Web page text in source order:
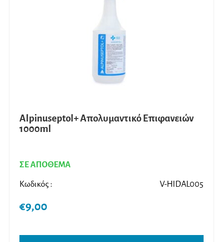
Alpinuseptol+ Απολυμαντικό Επιφανειών
1000ml
ΣΕ ΑΠΟΘΕΜΑ
Κωδικός : V-HIDAL005
€9,00